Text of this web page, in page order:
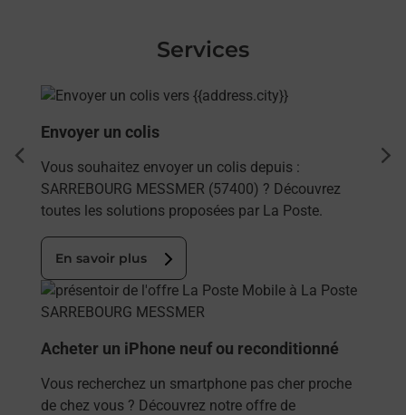
Services
En savoir plus
Envoyer un colis
Vous souhaitez envoyer un colis depuis :
SARREBOURG MESSMER (57400) ? Découvrez
toutes les solutions proposées par La Poste.
En savoir plus
En savoir plus
Acheter un iPhone neuf ou reconditionné
Vous recherchez un smartphone pas cher proche
de chez vous ? Découvrez notre offre de